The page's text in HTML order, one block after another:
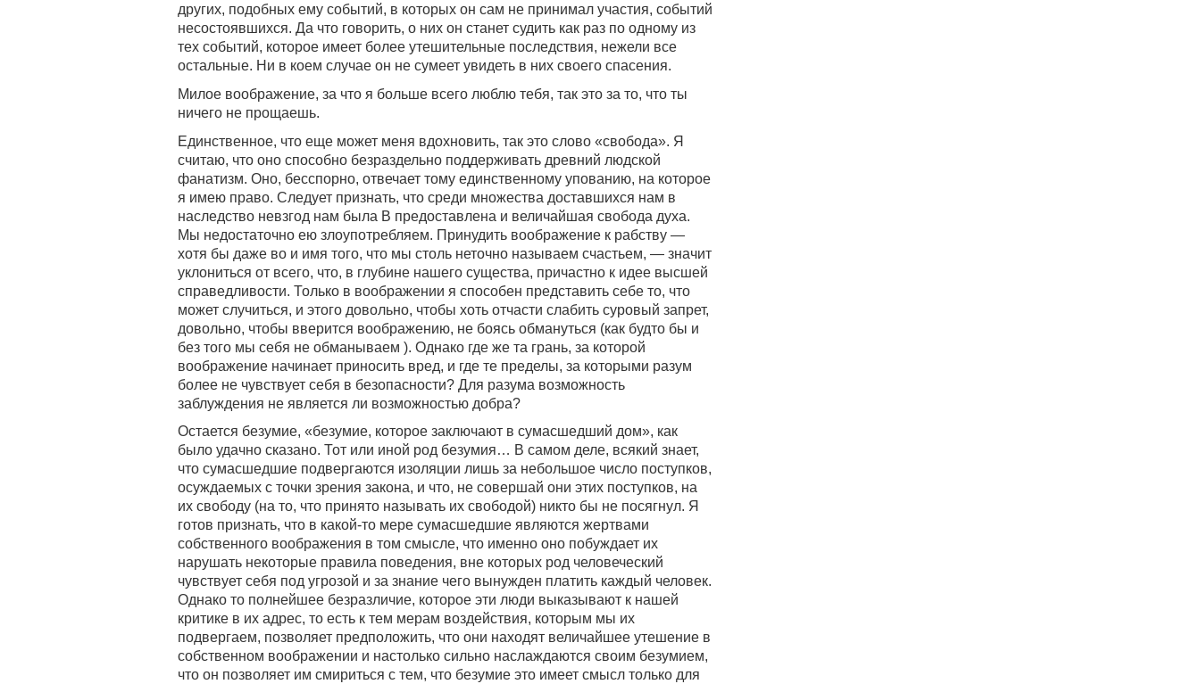
других, подобных ему событий, в которых он сам не принимал участия, событий
несостоявшихся. Да что говорить, о них он станет судить как раз по одному из
тех событий, которое имеет более утешительные последствия, нежели все
остальные. Ни в коем случае он не сумеет увидеть в них своего спасения.
Милое воображение, за что я больше всего люблю тебя, так это за то, что ты
ничего не прощаешь.
Единственное, что еще может меня вдохновить, так это слово «свобода». Я
считаю, что оно способно безраздельно поддерживать древний людской
фанатизм. Оно, бесспорно, отвечает тому единственному упованию, на которое
я имею право. Следует признать, что среди множества доставшихся нам в
наследство невзгод нам была В предоставлена и величайшая свобода духа.
Мы недостаточно ею злоупотребляем. Принудить воображение к рабству —
хотя бы даже во и имя того, что мы столь неточно называем счастьем, — значит
уклониться от всего, что, в глубине нашего существа, причастно к идее высшей
справедливости. Только в воображении я способен представить себе то, что
может случиться, и этого довольно, чтобы хоть отчасти слабить суровый запрет,
довольно, чтобы вверится воображению, не боясь обмануться (как будто бы и
без того мы себя не обманываем ). Однако где же та грань, за которой
воображение начинает приносить вред, и где те пределы, за которыми разум
более не чувствует себя в безопасности? Для разума возможность
заблуждения не является ли возможностью добра?
Остается безумие, «безумие, которое заключают в сумасшедший дом», как
было удачно сказано. Тот или иной род безумия… В самом деле, всякий знает,
что сумасшедшие подвергаются изоляции лишь за небольшое число поступков,
осуждаемых с точки зрения закона, и что, не совершай они этих поступков, на
их свободу (на то, что принято называть их свободой) никто бы не посягнул. Я
готов признать, что в какой-то мере сумасшедшие являются жертвами
собственного воображения в том смысле, что именно оно побуждает их
нарушать некоторые правила поведения, вне которых род человеческий
чувствует себя под угрозой и за знание чего вынужден платить каждый человек.
Однако то полнейшее безразличие, которое эти люди выказывают к нашей
критике в их адрес, то есть к тем мерам воздействия, которым мы их
подвергаем, позволяет предположить, что они находят величайшее утешение в
собственном воображении и настолько сильно наслаждаются своим безумием,
что он позволяет им смириться с тем, что безумие это имеет смысл только для